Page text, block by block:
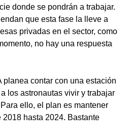
donde se pondrán a trabajar.
que esta fase la lleve a
privadas en el sector, como
no hay una respuesta
planea contar con una estación
los astronautas vivir y trabajar
ello, el plan es mantener
hasta 2024. Bastante